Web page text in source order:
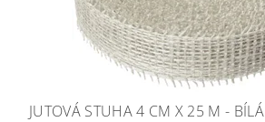
JUTOVÁ STUHA 4 CM X 25 M - BÍLÁ